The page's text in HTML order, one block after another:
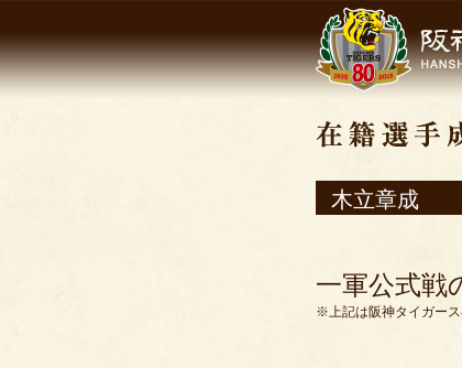
木立章成
一軍公式戦
※上記は阪神タイガース